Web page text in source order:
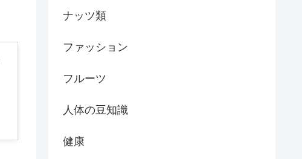
ナッツ類
ファッション
フルーツ
人体の豆知識
健康